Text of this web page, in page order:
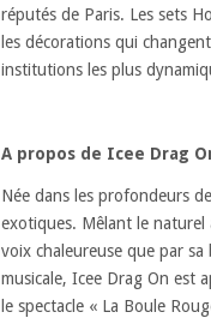
réputés de Paris. Les sets
les décorations qui
institutions les plus
A propos de Icee Drag
Née dans les profondeurs
exotiques. Mêlant le naturel
voix chaleureuse que par
musicale, Icee Drag On est
le spectacle « La Boule